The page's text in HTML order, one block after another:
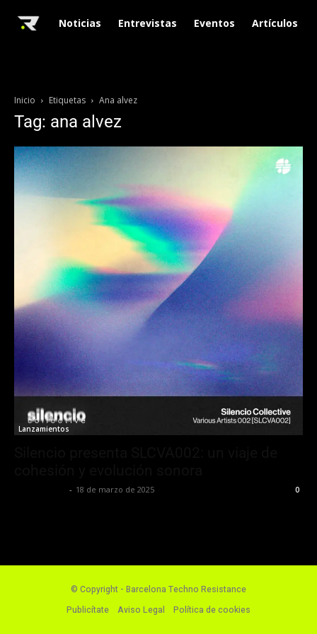
Noticias Entrevistas Eventos Artículos
Inicio Etiquetas Ana alvez
Tag: ana alvez
Lanzamientos
- 18 de marzo de 2025 0
© Copyright - Barcelona Techno Resistance
Publicítate
Aviso Legal Política de cookies